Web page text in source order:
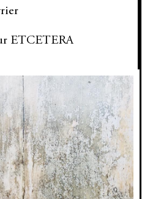
ETCETERA